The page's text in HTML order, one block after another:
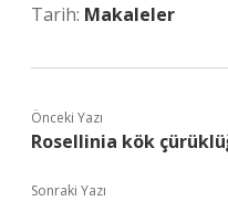
Tarih: Makaleler
Önceki Yazı
Rosellinia kök
Sonraki Yazı